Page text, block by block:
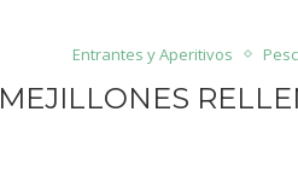
Entrantes y Aperitivos
MEJILLONES